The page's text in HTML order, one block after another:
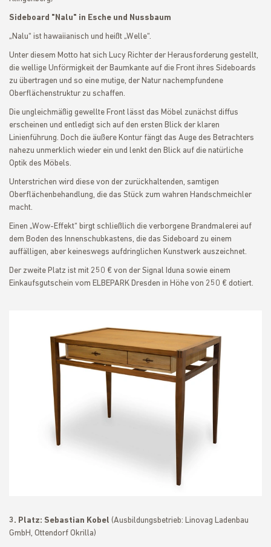
Sideboard "Nalu" in Esche und Nussbaum
„Nalu“ ist hawaiianisch und heißt „Welle“.
Unter diesem Motto hat sich Lucy Richter der Herausforderung gestellt,
die wellige Unförmigkeit der Baumkante auf die Front ihres Sideboards
zu übertragen und so eine mutige, der Natur nachempfundene
Oberflächenstruktur zu schaffen.
Die ungleichmäßig gewellte Front lässt das Möbel zunächst diffus
erscheinen und entledigt sich auf den ersten Blick der klaren
Linienführung. Doch die äußere Kontur fängt das Auge des Betrachters
nahezu unmerklich wieder ein und lenkt den Blick auf die natürliche
Optik des Möbels.
Unterstrichen wird diese von der zurückhaltenden, samtigen
Oberflächenbehandlung, die das Stück zum wahren Handschmeichler
macht.
Einen „Wow-Effekt“ birgt schließlich die verborgene Brandmalerei auf
dem Boden des Innenschubkastens, die das Sideboard zu einem
auffälligen, aber keineswegs aufdringlichen Kunstwerk auszeichnet.
Der zweite Platz ist mit 250 € von der Signal Iduna sowie einem
Einkaufsgutschein vom ELBEPARK Dresden in Höhe von 250 € dotiert.
3. Platz: Sebastian Kobel (Ausbildungsbetrieb: Linovag Ladenbau
GmbH, Ottendorf Okrilla)